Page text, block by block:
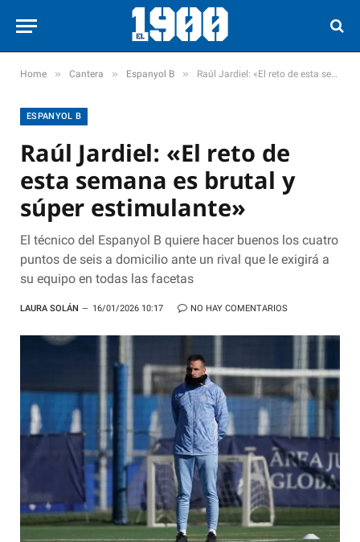
Home » Cantera » Espanyol B » Raúl Jardiel: «El reto de esta semana es brutal y súper estimulante»
ESPANYOL B
Raúl Jardiel: «El reto de
esta semana es brutal y
súper estimulante»
El técnico del Espanyol B quiere hacer buenos los cuatro
puntos de seis a domicilio ante un rival que le exigirá a
su equipo en todas las facetas
LAURA SOLÁN 16/01/2026 10:17 NO HAY COMENTARIOS